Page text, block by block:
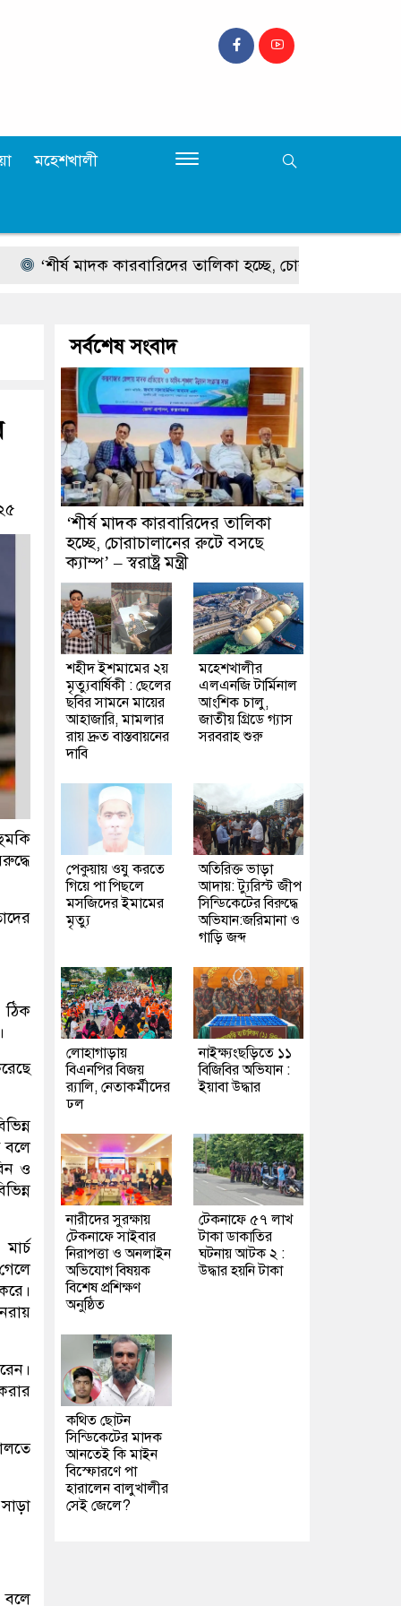
মহেশখালী
মাদক কারবারিদের তালিকা হচ্ছে, চোরাচালানের রুটে বসছে ক্যাম্প’
বলে
ও
বলে
সর্বশেষ সংবাদ
‘শীর্ষ মাদক কারবারিদের তালিকা
হচ্ছে, চোরাচালানের রুটে বসছে
ক্যাম্প’ – স্বরাষ্ট্র মন্ত্রী
শহীদ ইশমামের ২য়
মৃত্যুবার্ষিকী : ছেলের
ছবির সামনে মায়ের
আহাজারি, মামলার
রায় দ্রুত বাস্তবায়নের
দাবি
মহেশখালীর
এলএনজি টার্মিনাল
আংশিক চালু,
জাতীয় গ্রিডে গ্যাস
সরবরাহ শুরু
পেকুয়ায় ওযু করতে
গিয়ে পা পিছলে
মসজিদের ইমামের
মৃত্যু
অতিরিক্ত ভাড়া
আদায়: ট্যুরিস্ট জীপ
সিন্ডিকেটের বিরুদ্ধে
অভিযান:জরিমানা ও
গাড়ি জব্দ
লোহাগাড়ায়
বিএনপির বিজয়
র‍্যালি, নেতাকর্মীদের
ঢল
নাইক্ষ্যংছড়িতে ১১
বিজিবির অভিযান :
ইয়াবা উদ্ধার
নারীদের সুরক্ষায়
টেকনাফে সাইবার
নিরাপত্তা ও অনলাইন
অভিযোগ বিষয়ক
বিশেষ প্রশিক্ষণ
অনুষ্ঠিত
টেকনাফে ৫৭ লাখ
টাকা ডাকাতির
ঘটনায় আটক ২ :
উদ্ধার হয়নি টাকা
কথিত ছোটন
সিন্ডিকেটের মাদক
আনতেই কি মাইন
বিস্ফোরণে পা
হারালেন বালুখালীর
সেই জেলে?